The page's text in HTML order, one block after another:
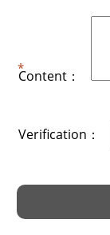
Content：
Verification：